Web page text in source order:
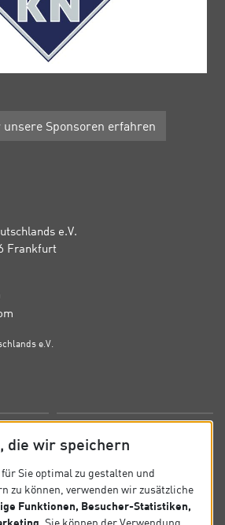
Sponsoren erfahren
e.V.
Frankfurt
e.V.
Kontakt
die wir speichern
Sie optimal zu gestalten und
zu können, verwenden wir zusätzliche
Funktionen, Besucher-Statistiken,
. Sie können der Verwendung